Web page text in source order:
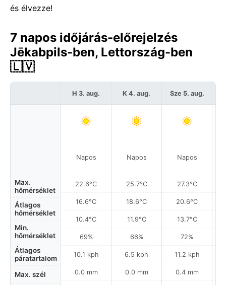
és élvezze!
7 napos időjárás-előrejelzés
Jēkabpils-ben, Lettország-ben
🇱🇻
Max.
hőmérséklet
Átlagos
hőmérséklet
Min.
hőmérséklet
Átlagos
páratartalom
Max. szél
H 3. aug.
Napos
22.6°C
16.6°C
10.4°C
69%
10.1 kph
0.0 mm
K 4. aug.
Napos
25.7°C
18.6°C
11.9°C
66%
6.5 kph
0.0 mm
Sze 5. aug.
Napos
27.3°C
20.6°C
13.7°C
72%
11.2 kph
0.4 mm